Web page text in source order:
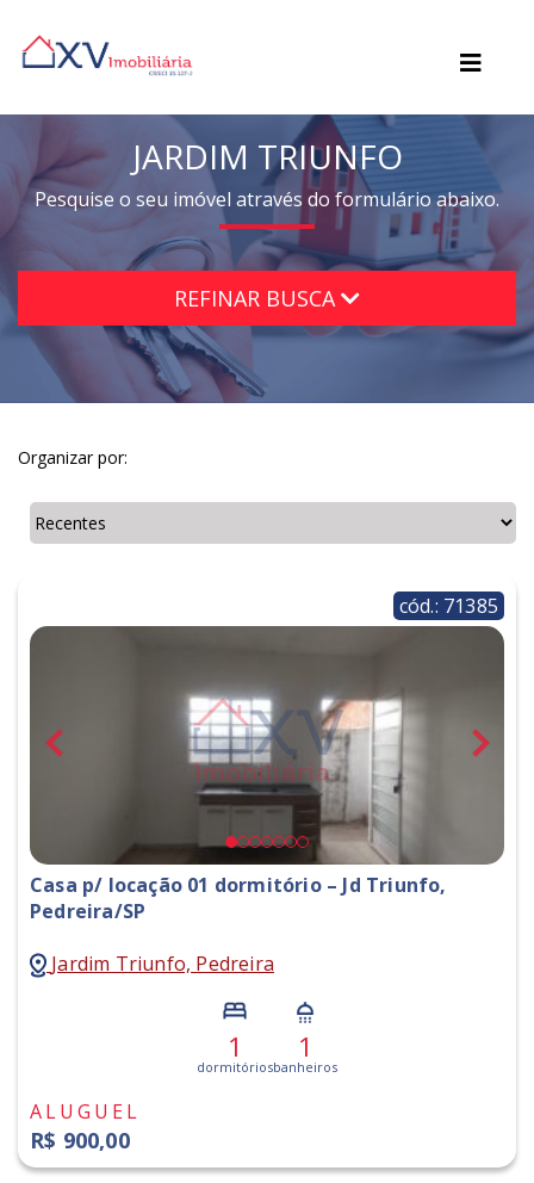
JARDIM TRIUNFO
Pesquise o seu imóvel através do formulário abaixo.
REFINAR BUSCA
Organizar por:
cód.: 71385
Casa p/ locação 01 dormitório – Jd Triunfo,
Pedreira/SP
Jardim Triunfo, Pedreira
1
dormitórios
1
banheiros
ALUGUEL
R$ 900,00